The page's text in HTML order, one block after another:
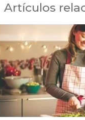
Artículos